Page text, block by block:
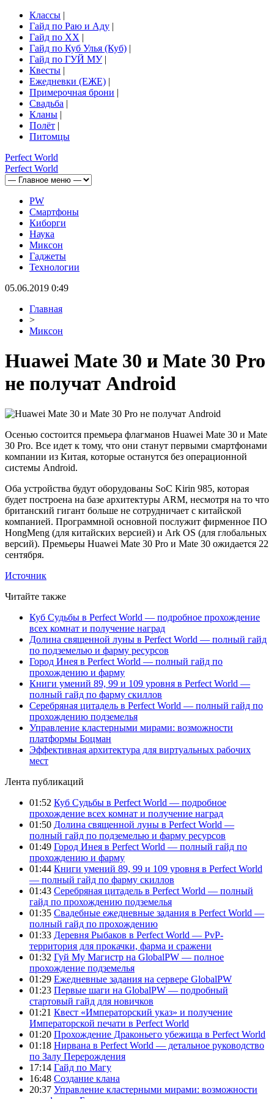
Классы |
Гайд по Раю и Аду |
Гайд по ХХ |
Гайд по Куб Улья (Куб) |
Гайд по ГУЙ МУ|
Квесты |
Ежедневки (ЕЖЕ) |
Примерочная брони |
Свадьба |
Кланы |
Полёт |
Питомцы
Perfect World
Perfect World
PW
Смартфоны
Киборги
Наука
Миксон
Гаджеты
Технологии
05.06.2019 0:49
Главная
>
Миксон
Huawei Mate 30 и Mate 30 Pro
не получат Android
Осенью состоится премьера флагманов Huawei Mate 30 и Mate
30 Pro. Все идет к тому, что они станут первыми смартфонами
компании из Китая, которые останутся без операционной
системы Android.
Оба устройства будут оборудованы SoC Kirin 985, которая
будет построена на базе архитектуры ARM, несмотря на то что
британский гигант больше не сотрудничает с китайской
компанией. Программной основной послужит фирменное ПО
HongMeng (для китайских версией) и Ark OS (для глобальных
версий). Премьеры Huawei Mate 30 Pro и Mate 30 ожидается 22
сентября.
Источник
Читайте также
Куб Судьбы в Perfect World — подробное прохождение
всех комнат и получение наград
Долина священной луны в Perfect World — полный гайд
по подземелью и фарму ресурсов
Город Инея в Perfect World — полный гайд по
прохождению и фарму
Книги умений 89, 99 и 109 уровня в Perfect World —
полный гайд по фарму скиллов
Серебряная цитадель в Perfect World — полный гайд по
прохождению подземелья
Управление кластерными мирами: возможности
платформы Боцман
Эффективная архитектура для виртуальных рабочих
мест
Лента публикаций
01:52 Куб Судьбы в Perfect World — подробное
прохождение всех комнат и получение наград
01:50 Долина священной луны в Perfect World —
полный гайд по подземелью и фарму ресурсов
01:49 Город Инея в Perfect World — полный гайд по
прохождению и фарму
01:44 Книги умений 89, 99 и 109 уровня в Perfect World
— полный гайд по фарму скиллов
01:43 Серебряная цитадель в Perfect World — полный
гайд по прохождению подземелья
01:35 Свадебные ежедневные задания в Perfect World —
полный гайд по прохождению
01:33 Деревня Рыбаков в Perfect World — PvP-
территория для прокачки, фарма и сражени
01:32 Гуй Му Магистр на GlobalPW — полное
прохождение подземелья
01:29 Ежедневные задания на сервере GlobalPW
01:23 Первые шаги на GlobalPW — подробный
стартовый гайд для новичков
01:21 Квест «Императорский указ» и получение
Императорской печати в Perfect World
01:20 Прохождение Драконьего убежища в Perfect World
01:18 Нирвана в Perfect World — детальное руководство
по Залу Перерождения
17:14 Гайд по Магу
16:48 Создание клана
20:37 Управление кластерными мирами: возможности